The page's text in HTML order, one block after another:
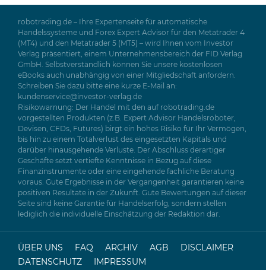
robotrading.de – Ihre Expertenseite für automatische
Handelssysteme und Forex Expert Advisor für den Metatrader 4
(MT4) und den Metatrader 5 (MT5) – wird Ihnen vom Investor
Verlag präsentiert, einem Unternehmensbereich der FID Verlag
GmbH. Selbstverständlich können Sie unsere kostenlosen
eBooks auch unabhängig von einer Mitgliedschaft anfordern.
Schreiben Sie dazu bitte eine kurze E-Mail an:
kundenservice@investor-verlag.de
Risikowarnung: Der Handel mit den auf robotrading.de
vorgestellten Produkten (z.B. Expert Advisor Handelsroboter,
Devisen, CFDs, Futures) birgt ein hohes Risiko für Ihr Vermögen,
bis hin zu einem Totalverlust des eingesetzten Kapitals und
darüber hinausgehende Verluste. Der Abschluss derartiger
Geschäfte setzt vertiefte Kenntnisse in Bezug auf diese
Finanzinstrumente oder eine eingehende fachliche Beratung
voraus. Gute Ergebnisse in der Vergangenheit garantieren keine
positiven Resultate in der Zukunft. Gute Bewertungen auf dieser
Seite sind keine Garantie für Handelserfolg, sondern stellen
lediglich die individuelle Einschätzung der Redaktion dar.
ÜBER UNS FAQ ARCHIV AGB
DISCLAIMER
DATENSCHUTZ
IMPRESSUM